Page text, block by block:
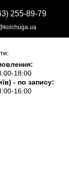
255-89-79
18:00
- по запису:
16:00